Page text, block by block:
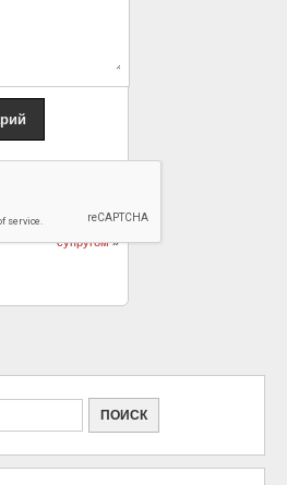
Проклова рассказала,
как судится с экс-
супругом»